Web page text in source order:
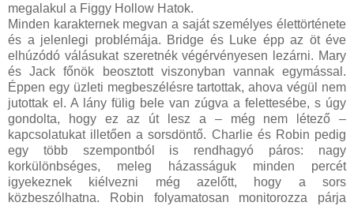
megalakul a Figgy Hollow Hatok.
Minden karakternek megvan a saját személyes élettörténete
és a jelenlegi problémája. Bridge és Luke épp az öt éve
elhúzódó válásukat szeretnék végérvényesen lezárni. Mary
és Jack főnök beosztott viszonyban vannak egymással.
Éppen egy üzleti megbeszélésre tartottak, ahova végül nem
jutottak el. A lány fülig bele van zúgva a felettesébe, s úgy
gondolta, hogy ez az út lesz a – még nem létező –
kapcsolatukat illetően a sorsdöntő. Charlie és Robin pedig
egy több szempontból is rendhagyó páros: nagy
korkülönbséges, meleg házasságuk minden percét
igyekeznek kiélvezni még azelőtt, hogy a sors
közbeszólhatna. Robin folyamatosan monitorozza párja